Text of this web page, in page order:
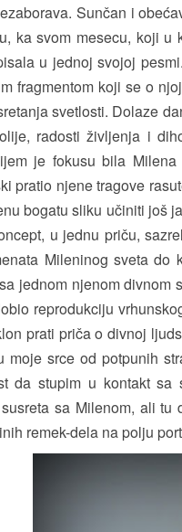
Sunčan i
ka svom mesecu, koji
u jednoj svojoj
fragmentom koji se o
svetlosti. Dolaze
radosti življenja i
je fokusu bila
pratio njene tragove
bogatu sliku učiniti još
u jednu priču,
Mileninog sveta
jednom njenom
reprodukciju
prati priča o divnoj
srce od potpunih
da stupim u kontakt
sa Milenom, ali
remek-dela na polju